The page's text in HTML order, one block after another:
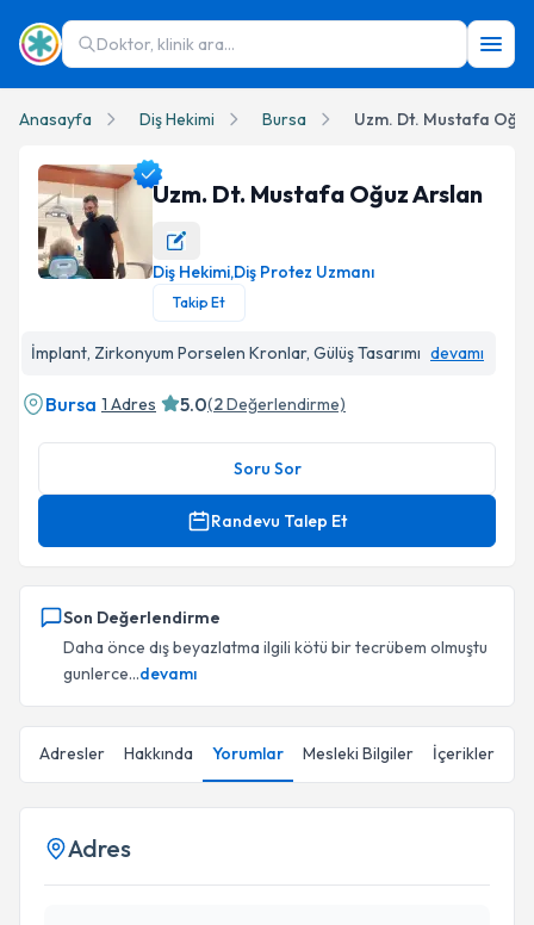
Doktor, klinik ara...
Anasayfa Diş Hekimi Bursa Uzm. Dt. Mustafa
Uzm. Dt. Mustafa Oğuz Arslan Profil Fotoğrafı
Uzm. Dt. Mustafa Oğuz Arslan
Diş Hekimi,Diş Protez Uzmanı
Takip Et
İmplant, Zirkonyum Porselen Kronlar, Gülüş Tasarımı devamı
Bursa 1 Adres 5.0(2Değerlendirme)
Soru Sor
Randevu Talep Et
Son Değerlendirme
Daha önce dış beyazlatma ilgili kötü bir tecrübem olmuştu
gunlerce...devamı
Adresler Hakkında Yorumlar Mesleki Bilgiler İçerikler
Adres